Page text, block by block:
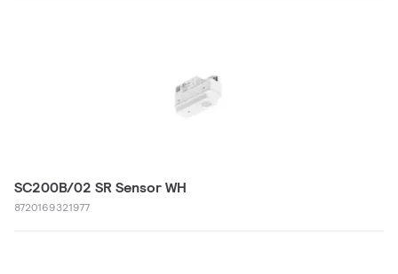
SC200B/02 SR Sensor WH
8720169321977